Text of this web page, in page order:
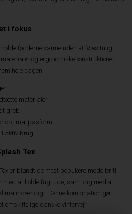
i fokus
fødderne varme uden at føles tung.
og ergonomiske konstruktioner,
hele dagen.
materialer
greb
optimal pasform
aktiv brug
Tex
er blandt de mest populære modeller til
med at holde fugt ude, samtidig med at
indvendigt. Denne kombination gør
omskiftelige danske vintervejr.